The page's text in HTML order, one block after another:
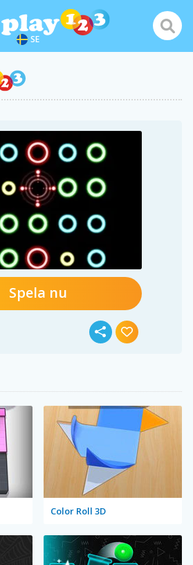
SE
Spela nu
Color Roll 3D